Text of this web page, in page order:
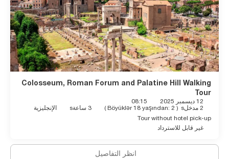
Colosseum, Roman Forum and Palatine Hill Walking
Tour
12 ديسمبر 2025
08:15
2 مدخلs
(
Böyüklər 18 yaşından: 2
) 3 ساعةs
الإنجليزية
Tour without hotel pick-up
غير قابل للاسترداد
انظر التفاصيل